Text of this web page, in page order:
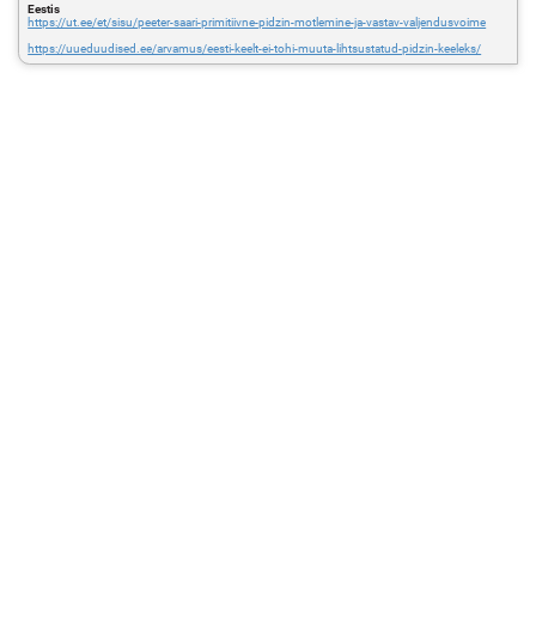
Eestis
https://ut.ee/et/sisu/peeter-saari-primitiivne-pidzin-motlemine-ja-vastav-valjendusvoime
https://uueduudised.ee/arvamus/eesti-keelt-ei-tohi-muuta-lihtsustatud-pidzin-keeleks/